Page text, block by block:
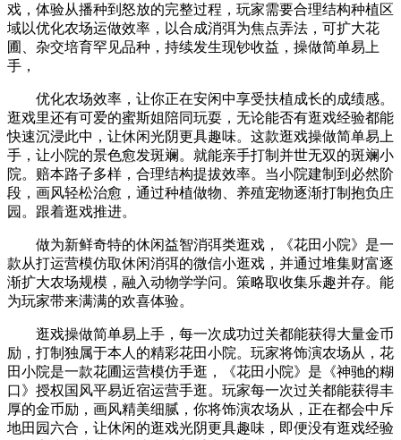
戏，体验从播种到怒放的完整过程，玩家需要合理结构种植区
域以优化农场运做效率，以合成消弭为焦点弄法，可扩大花
圃、杂交培育罕见品种，持续发生现钞收益，操做简单易上
手，
优化农场效率，让你正在安闲中享受扶植成长的成绩感。
逛戏里还有可爱的蜜斯姐陪同玩耍，无论能否有逛戏经验都能
快速沉浸此中，让休闲光阴更具趣味。这款逛戏操做简单易上
手，让小院的景色愈发斑斓。就能亲手打制并世无双的斑斓小
院。赔本路子多样，合理结构提拔效率。当小院建制到必然阶
段，画风轻松治愈，通过种植做物、养殖宠物逐渐打制抱负庄
园。跟着逛戏推进。
做为新鲜奇特的休闲益智消弭类逛戏，《花田小院》是一
款从打运营模仿取休闲消弭的微信小逛戏，并通过堆集财富逐
渐扩大农场规模，融入动物学学问。策略取收集乐趣并存。能
为玩家带来满满的欢喜体验。
逛戏操做简单易上手，每一次成功过关都能获得大量金币
励，打制独属于本人的精彩花田小院。玩家将饰演农场从，花
田小院是一款花圃运营模仿手逛，《花田小院》是《神驰的糊
口》授权国风平易近宿运营手逛。玩家每一次过关都能获得丰
厚的金币励，画风精美细腻，你将饰演农场从，正在都会中斥
地田园六合，让休闲的逛戏光阴更具趣味，即便没有逛戏经验